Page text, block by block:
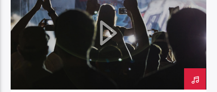
CURRENT TRACK
TITLE
ARTIST